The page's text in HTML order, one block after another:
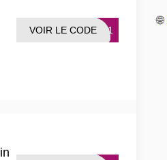
EL21
VOIR LE CODE
🌐